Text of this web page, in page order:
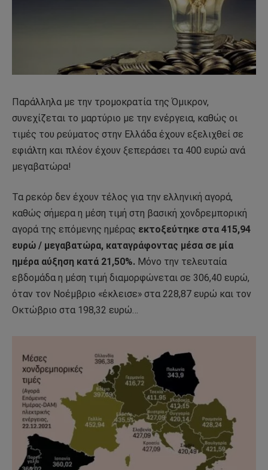
Παράλληλα με την τρομοκρατία της Όμικρον,
συνεχίζεται το μαρτύριο με την ενέργεια, καθώς οι
τιμές του ρεύματος στην Ελλάδα έχουν εξελιχθεί σε
εφιάλτη και πλέον έχουν ξεπεράσει τα 400 ευρώ ανά
μεγαβατώρα!
Τα ρεκόρ δεν έχουν τέλος για την ελληνική αγορά,
καθώς σήμερα η μέση τιμή στη βασική χονδρεμπορική
αγορά της επόμενης ημέρας εκτοξεύτηκε στα 415,94
ευρώ / μεγαβατώρα, καταγράφοντας μέσα σε μία
ημέρα αύξηση κατά 21,50%. Μόνο την τελευταία
εβδομάδα η μέση τιμή διαμορφώνεται σε 306,40 ευρώ,
όταν τον Νοέμβριο «έκλεισε» στα 228,87 ευρώ και τον
Οκτώβριο στα 198,32 ευρώ…